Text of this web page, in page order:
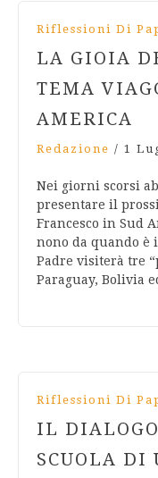
Riflessioni Di
LA GIOIA
TEMA
AMERICA
Redazione / 1
Nei giorni scorsi
presentare il
Francesco in Sud
nono da quando è
Padre visiterà tre
Paraguay, Bolivia
Riflessioni Di
IL
SCUOLA DI